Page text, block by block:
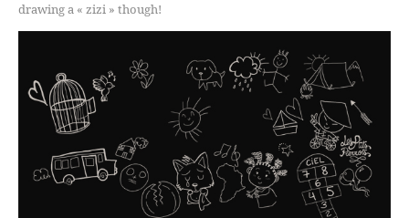
drawing a « zizi » though!